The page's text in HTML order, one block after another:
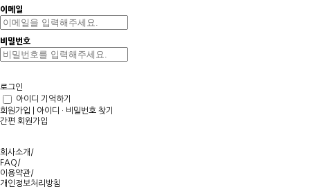
이메일
비밀번호
로그인
아이디 기억하기
회원가입
아이디 · 비밀번호 찾기
간편 회원가입
회사소개 |
FAQ|
이용약관|
개인정보처리방침